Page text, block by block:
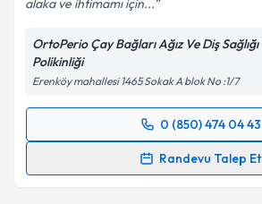
alaka ve ihtimamı için...
OrtoPerio Çay Bağları Ağız Ve Diş Sağlığı
Polikinliği
Erenköy mahallesi 1465 Sokak A blok No :1/7
0 (850) 474 04 43
Randevu Talep Et
Randevu Takvimi Talebi